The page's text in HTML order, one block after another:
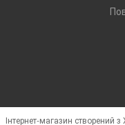
Інтернет-магазин створений